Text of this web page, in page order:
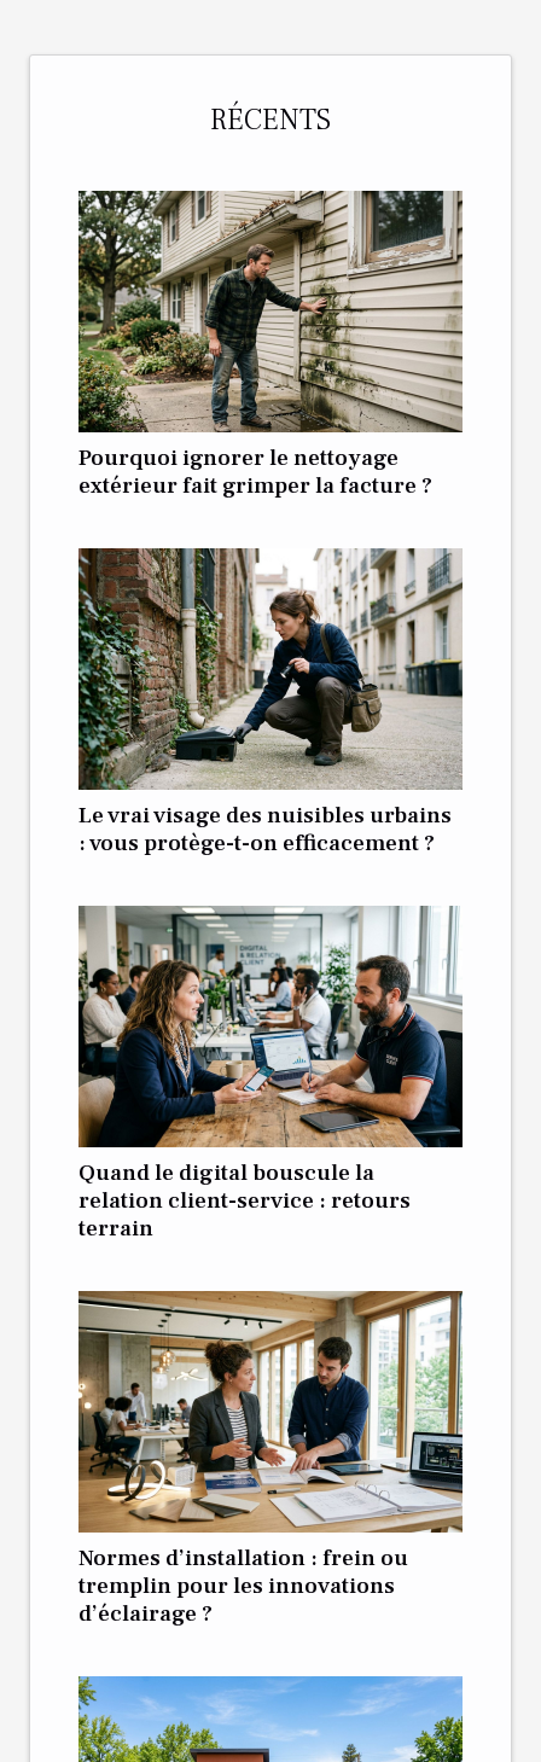
RÉCENTS
Pourquoi ignorer le nettoyage
extérieur fait grimper la facture ?
Le vrai visage des nuisibles urbains
: vous protège-t-on efficacement ?
Quand le digital bouscule la
relation client-service : retours
terrain
Normes d’installation : frein ou
tremplin pour les innovations
d’éclairage ?